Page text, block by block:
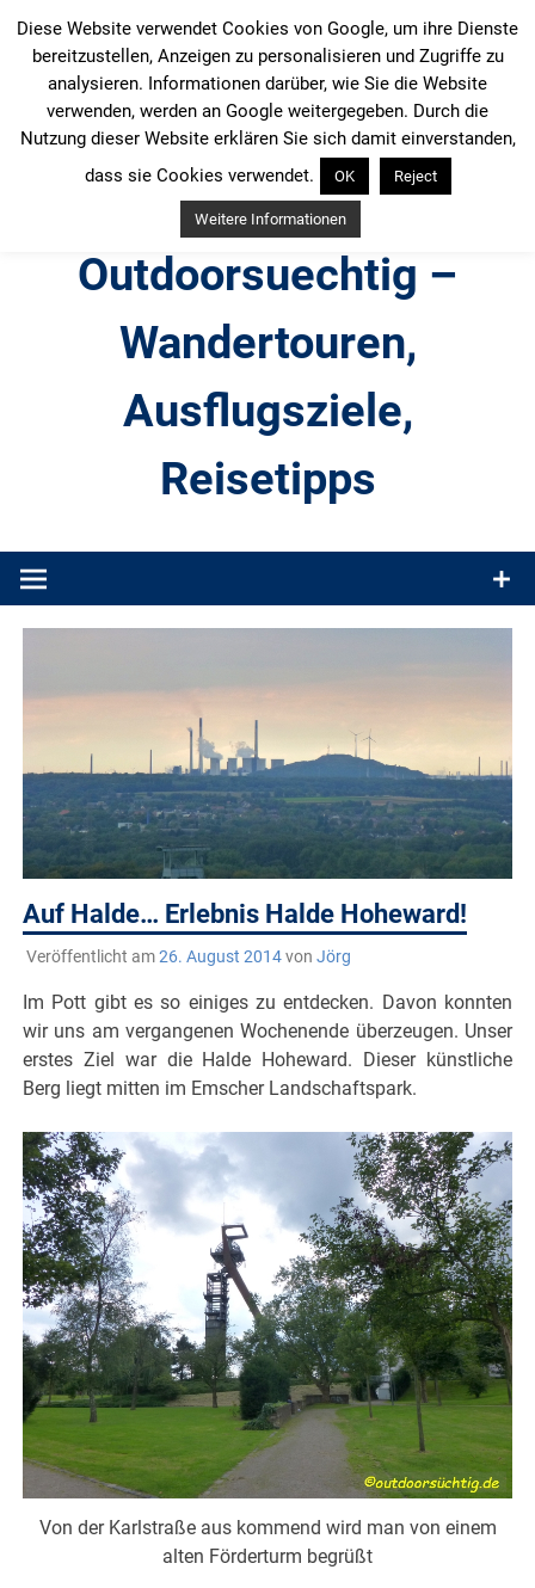
Inhalt
springen
Outdoorsuechtig –
Wandertouren,
Ausflugsziele,
Reisetipps
Produkttests und Buchrezensionen. Ein Blog für alle, die gern
Auf Halde… Erlebnis Halde Hoheward!
Veröffentlicht am26. August 2014von Jörg
Im Pott gibt es so einiges zu entdecken. Davon konnten
wir uns am vergangenen Wochenende überzeugen. Unser
erstes Ziel war die Halde Hoheward. Dieser künstliche
Berg liegt mitten im Emscher Landschaftspark.
Von der Karlstraße aus kommend wird man von einem
alten Förderturm begrüßt
Diese Website verwendet Cookies von Google, um ihre Dienste
bereitzustellen, Anzeigen zu personalisieren und Zugriffe zu
analysieren. Informationen darüber, wie Sie die Website
verwenden, werden an Google weitergegeben. Durch die
Nutzung dieser Website erklären Sie sich damit einverstanden,
dass sie Cookies verwendet.
OK Reject
Weitere Informationen